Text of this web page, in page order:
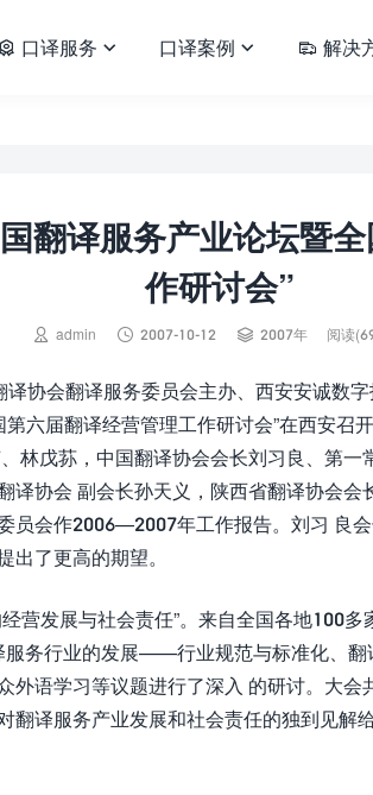
 口译服务  口译案例   解决
翻译服务产业论坛暨
作研讨会”
 admin  2007-10-12  2007年 阅读
协会翻译服务委员会主办、西安安诚数
六届翻译经营管理工作研讨会”在西安召
林戊荪，中国翻译协会会长刘习良、第一
译协会 副会长孙天义，陕西省翻译协会
员会作2006—2007年工作报告。刘习 良
出了更高的期望。
营发展与社会责任”。来自全国各地100
务行业的发展——行业规范与标准化、翻
语学习等议题进行了深入 的研讨。大会
翻译服务产业发展和社会责任的独到见解